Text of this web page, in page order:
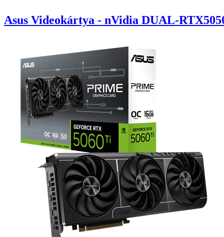
Asus Videokártya - nVidia DUAL-